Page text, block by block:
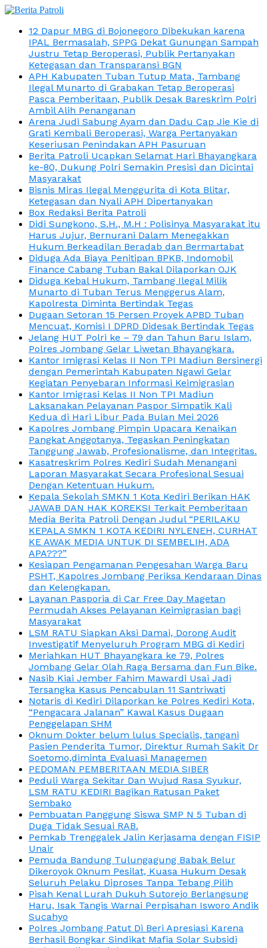
12 Dapur MBG di Bojonegoro Dibekukan karena
IPAL Bermasalah, SPPG Dekat Gunungan Sampah
Justru Tetap Beroperasi, Publik Pertanyakan
Ketegasan dan Transparansi BGN
APH Kabupaten Tuban Tutup Mata, Tambang
Ilegal Munarto di Grabakan Tetap Beroperasi
Pasca Pemberitaan, Publik Desak Bareskrim Polri
Ambil Alih Penanganan
Arena Judi Sabung Ayam dan Dadu Cap Jie Kie di
Grati Kembali Beroperasi, Warga Pertanyakan
Keseriusan Penindakan APH Pasuruan
Berita Patroli Ucapkan Selamat Hari Bhayangkara
ke-80, Dukung Polri Semakin Presisi dan Dicintai
Masyarakat
Bisnis Miras Ilegal Menggurita di Kota Blitar,
Ketegasan dan Nyali APH Dipertanyakan
Box Redaksi Berita Patroli
Didi Sungkono, S.H., M.H : Polisinya Masyarakat itu
Harus Jujur, Bernurani Dalam Menegakkan
Hukum Berkeadilan Beradab dan Bermartabat
Diduga Ada Biaya Penitipan BPKB, Indomobil
Finance Cabang Tuban Bakal Dilaporkan OJK
Diduga Kebal Hukum, Tambang Ilegal Milik
Munarto di Tuban Terus Menggerus Alam,
Kapolresta Diminta Bertindak Tegas
Dugaan Setoran 15 Persen Proyek APBD Tuban
Mencuat, Komisi I DPRD Didesak Bertindak Tegas
Jelang HUT Polri ke – 79 dan Tahun Baru Islam,
Polres Jombang Gelar Liwetan Bhayangkara.
Kantor Imigrasi Kelas II Non TPI Madiun Bersinergi
dengan Pemerintah Kabupaten Ngawi Gelar
Kegiatan Penyebaran Informasi Keimigrasian
Kantor Imigrasi Kelas II Non TPI Madiun
Laksanakan Pelayanan Paspor Simpatik Kali
Kedua di Hari Libur Pada Bulan Mei 2026
Kapolres Jombang Pimpin Upacara Kenaikan
Pangkat Anggotanya, Tegaskan Peningkatan
Tanggung Jawab, Profesionalisme, dan Integritas.
Kasatreskrim Polres Kediri Sudah Menangani
Laporan Masyarakat Secara Profesional Sesuai
Dengan Ketentuan Hukum.
Kepala Sekolah SMKN 1 Kota Kediri Berikan HAK
JAWAB DAN HAK KOREKSI Terkait Pemberitaan
Media Berita Patroli Dengan Judul “PERILAKU
KEPALA SMKN 1 KOTA KEDIRI NYLENEH, CURHAT
KE AWAK MEDIA UNTUK DI SEMBELIH, ADA
APA???”
Kesiapan Pengamanan Pengesahan Warga Baru
PSHT, Kapolres Jombang Periksa Kendaraan Dinas
dan Kelengkapan.
Layanan Pasporia di Car Free Day Magetan
Permudah Akses Pelayanan Keimigrasian bagi
Masyarakat
LSM RATU Siapkan Aksi Damai, Dorong Audit
Investigatif Menyeluruh Program MBG di Kediri
Meriahkan HUT Bhayangkara ke 79, Polres
Jombang Gelar Olah Raga Bersama dan Fun Bike.
Nasib Kiai Jember Fahim Mawardi Usai Jadi
Tersangka Kasus Pencabulan 11 Santriwati
Notaris di Kediri Dilaporkan ke Polres Kediri Kota,
“Pengacara Jalanan” Kawal Kasus Dugaan
Penggelapan SHM
Oknum Dokter belum lulus Specialis, tangani
Pasien Penderita Tumor, Direktur Rumah Sakit Dr
Soetomo,diminta Evaluasi Managemen
PEDOMAN PEMBERITAAN MEDIA SIBER
Peduli Warga Sekitar Dan Wujud Rasa Syukur,
LSM RATU KEDIRI Bagikan Ratusan Paket
Sembako
Pembuatan Panggung Siswa SMP N 5 Tuban di
Duga Tidak Sesuai RAB.
Pemkab Trenggalek Jalin Kerjasama dengan FISIP
Unair
Pemuda Bandung Tulungagung Babak Belur
Dikeroyok Oknum Pesilat, Kuasa Hukum Desak
Seluruh Pelaku Diproses Tanpa Tebang Pilih
Pisah Kenal Lurah Dukuh Sutorejo Berlangsung
Haru, Isak Tangis Warnai Perpisahan Isworo Andik
Sucahyo
Polres Jombang Patut Di Beri Apresiasi Karena
Berhasil Bongkar Sindikat Mafia Solar Subsidi